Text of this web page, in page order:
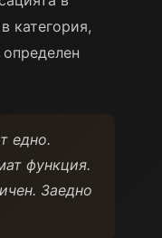
категория,
едно.
функция.
Заедно